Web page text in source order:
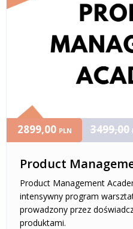
Product
Product Management
intensywny program
prowadzony przez
produktami.
2899,00 PLN 3499,00